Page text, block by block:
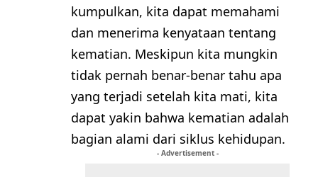
kumpulkan, kita dapat memahami
dan menerima kenyataan tentang
kematian. Meskipun kita mungkin
tidak pernah benar-benar tahu apa
yang terjadi setelah kita mati, kita
dapat yakin bahwa kematian adalah
bagian alami dari siklus kehidupan.
- Advertisement -